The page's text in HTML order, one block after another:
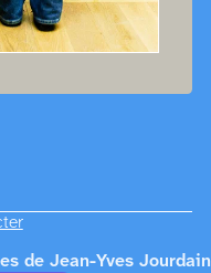
de Jean-Yves Jourdain